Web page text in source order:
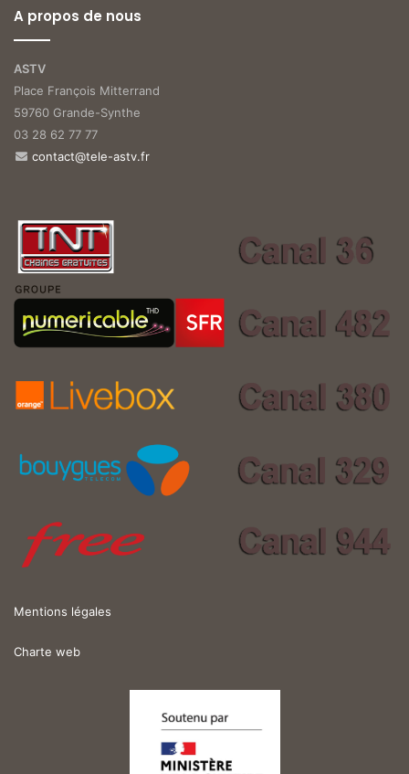
A propos de nous
ASTV
Place François Mitterrand
59760 Grande-Synthe
03 28 62 77 77
contact@tele-astv.fr
Mentions légales
Charte web